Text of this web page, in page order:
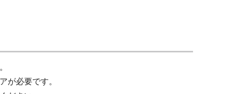
が必要です。